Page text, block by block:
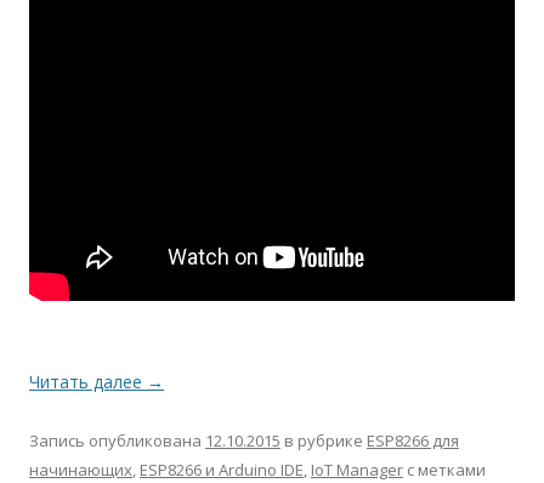
Читать далее →
Запись опубликована 12.10.2015 в рубрике ESP8266 для
начинающих, ESP8266 и Arduino IDE, IoT Manager с метками